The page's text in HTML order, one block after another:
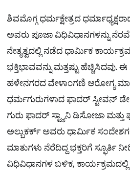
ಶಿವಮೊಗ್ಗ ಧರ್ಮಕ್ಷೇತ್ರದ
ಅವರು ಪೂಜಾ ವಿಧಿವಿಧಾನಗಳನ್ನು
ನೇತೃತ್ವದಲ್ಲಿ ನಡೆದ ಧಾರ್ಮಿಕ
ಭಕ್ತಿಭಾವವನ್ನು ಮತ್ತಷ್ಟು ಹೆಚ್ಚಿಸಿದವು.
ಹಳೇನಗರದ ವೇಳಾಂಗಣಿ ಆರೋಗ್ಯ
ಧರ್ಮಗುರುಗಳಾದ ಫಾದರ್ ಸ್ಟೀವನ್
ಗುರು ಫಾದರ್ ಸ್ಟ್ಯಾನಿ ಡಿಸೋಜಾ
ಅಲ್ಬುಕರ್ಕ್ ಅವರು ಧಾರ್ಮಿಕ
ಮಾತುಗಳು ನೆರೆದಿದ್ದ ಭಕ್ತರಿಗೆ ಸ್ಫೂರ್ತಿ
ವಿಧಿವಿಧಾನಗಳ ಬಳಿಕ,